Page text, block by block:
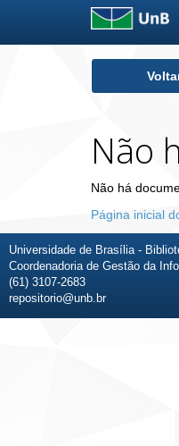
Não
Não há
Página inicial
Universidade de Brasília -
Coordenadoria de Gestão da
(61) 3107-2683
repositorio@unb.br